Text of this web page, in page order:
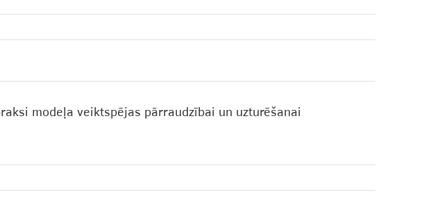
modeļa veiktspējas pārraudzībai un uzturēšanai